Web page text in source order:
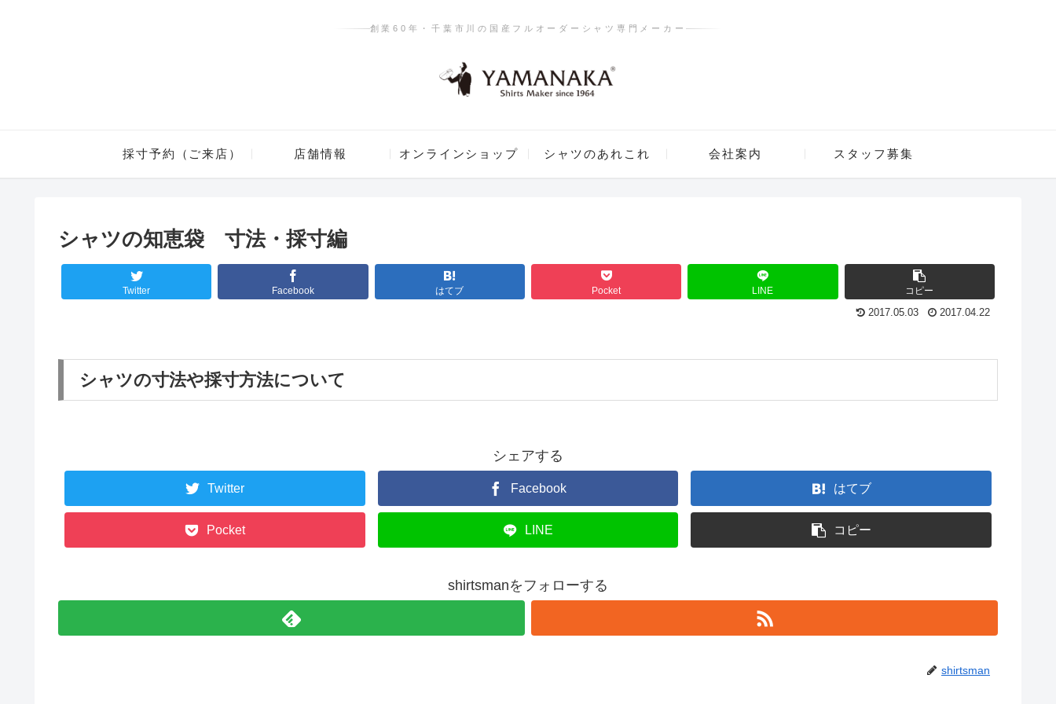
創業60年・千葉市川の国産フルオーダーシャツ専門メーカー
採寸予約（ご来店） 店舗情報 オンラインショップ シャツのあれこれ 会社案内 スタッフ募集
シャツの知恵袋 寸法・採寸編
Twitter Facebook はてブ Pocket LINE コピー
2017.05.03 2017.04.22
シャツの寸法や採寸方法について
シェアする
Twitter Facebook はてブ
Pocket LINE コピー
shirtsmanをフォローする
shirtsman